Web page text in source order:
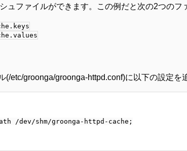
ュファイルができます。この例だと次の2つのフ
(/etc/groonga/groonga-httpd.conf)に以下の設定を
/dev/shm/groonga-httpd-cache;